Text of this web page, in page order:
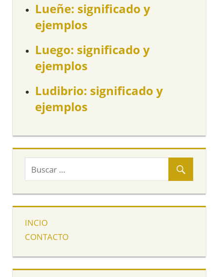
Lueñe: significado y
ejemplos
Luego: significado y
ejemplos
Ludibrio: significado y
ejemplos
INCIO
CONTACTO